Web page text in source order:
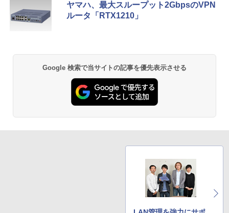
ヤマハ、最大スループット2GbpsのVPN
ルータ「RTX1210」
Google 検索で当サイトの記事を優先表示させる